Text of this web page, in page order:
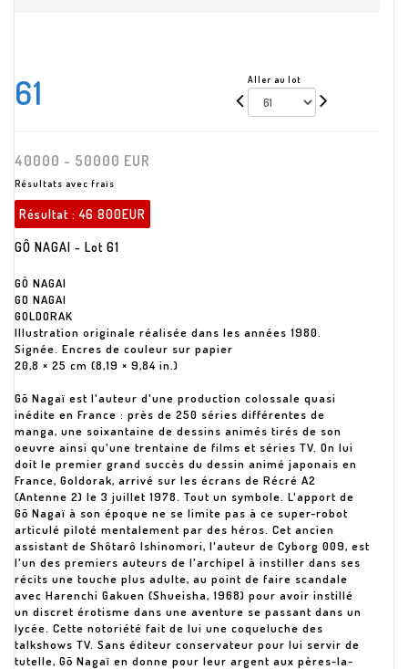
61 Aller au lot
40000 - 50000 EUR
Résultats avec frais
Résultat :46 800EUR
GÔ NAGAI - Lot 61
GÔ NAGAI
GO NAGAI
GOLDORAK
Illustration originale réalisée dans les années 1980.
Signée. Encres de couleur sur papier
20,8 × 25 cm (8,19 × 9,84 in.)
Gō Nagaï est l'auteur d'une production colossale quasi
inédite en France : près de 250 séries différentes de
manga, une soixantaine de dessins animés tirés de son
oeuvre ainsi qu'une trentaine de films et séries TV. On lui
doit le premier grand succès du dessin animé japonais en
France, Goldorak, arrivé sur les écrans de Récré A2
(Antenne 2) le 3 juillet 1978. Tout un symbole. L'apport de
Gō Nagaï à son époque ne se limite pas à ce super-robot
articulé piloté mentalement par des héros. Cet ancien
assistant de Shôtarô Ishinomori, l'auteur de Cyborg 009, est
l'un des premiers auteurs de l'archipel à instiller dans ses
récits une touche plus adulte, au point de faire scandale
avec Harenchi Gakuen (Shueisha, 1968) pour avoir instillé
un discret érotisme dans une aventure se passant dans un
lycée. Cette notoriété fait de lui une coqueluche des
talkshows TV. Sans éditeur conservateur pour lui servir de
tutelle, Gō Nagaï en donne pour leur argent aux pères-la-